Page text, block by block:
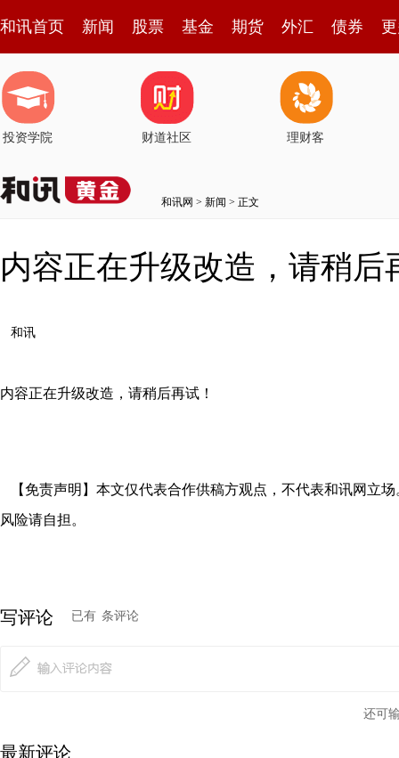
和讯首页 新闻 股票 基金 期货 外汇 债券
投资学院 财道社区 理财客
和讯网 > 新闻 > 正文
内容正在升级改造，请稍后
和讯
内容正在升级改造，请稍后再试！
【免责声明】本文仅代表合作供稿方观点，不代表和讯网立
风险请自担。
写评论 已有 条评论
还可
最新评论